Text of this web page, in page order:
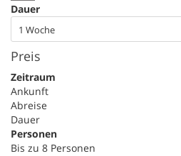
Dauer
1 Woche
Preis
Zeitraum
Ankunft
Abreise
Dauer
Personen
Bis zu 8 Personen